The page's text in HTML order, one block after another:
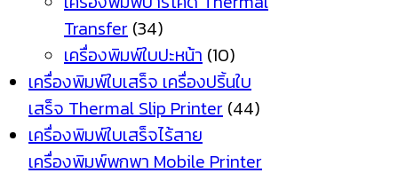
Transfer (34)
เครื่องพิมพ์ใบปะหน้า (10)
เครื่องพิมพ์ใบเสร็จ เครื่องปริ้นใบ
เสร็จ Thermal Slip Printer (44)
เครื่องพิมพ์ใบเสร็จไร้สาย
เครื่องพิมพ์พกพา Mobile Printer